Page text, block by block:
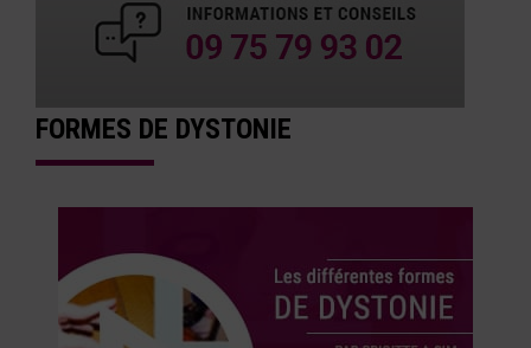
FORMES DE DYSTONIE